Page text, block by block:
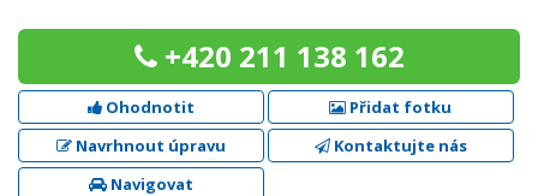
+420 211 138 162
Ohodnotit
Přidat fotku
Navrhnout úpravu
Kontaktujte nás
Navigovat